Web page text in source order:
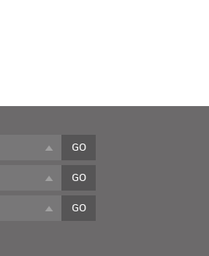
GO
GO
GO